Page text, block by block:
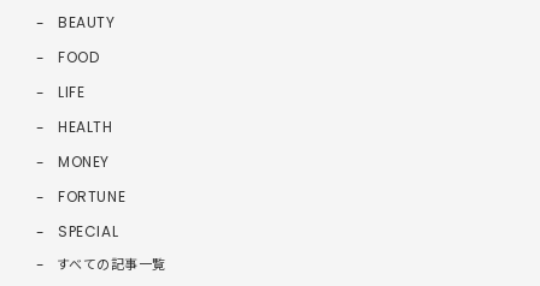
BEAUTY
FOOD
LIFE
HEALTH
MONEY
FORTUNE
SPECIAL
すべての記事一覧